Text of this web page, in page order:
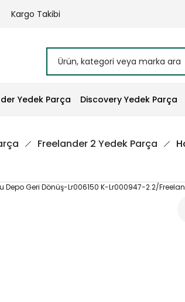
Kargo Takibi
Yedek Parça Discovery Yedek Parça
Freelander 2 Yedek Parça